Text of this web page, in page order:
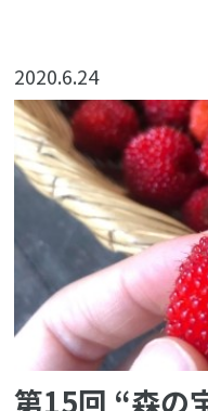
2020.6.24
第15回 “森の